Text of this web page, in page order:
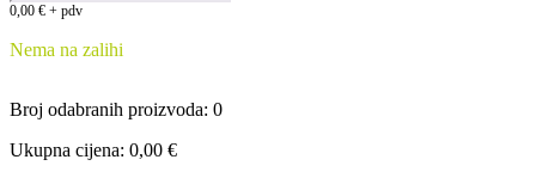
0,00 € + pdv
Nema na zalihi
Broj odabranih proizvoda: 0
Ukupna cijena: 0,00 €